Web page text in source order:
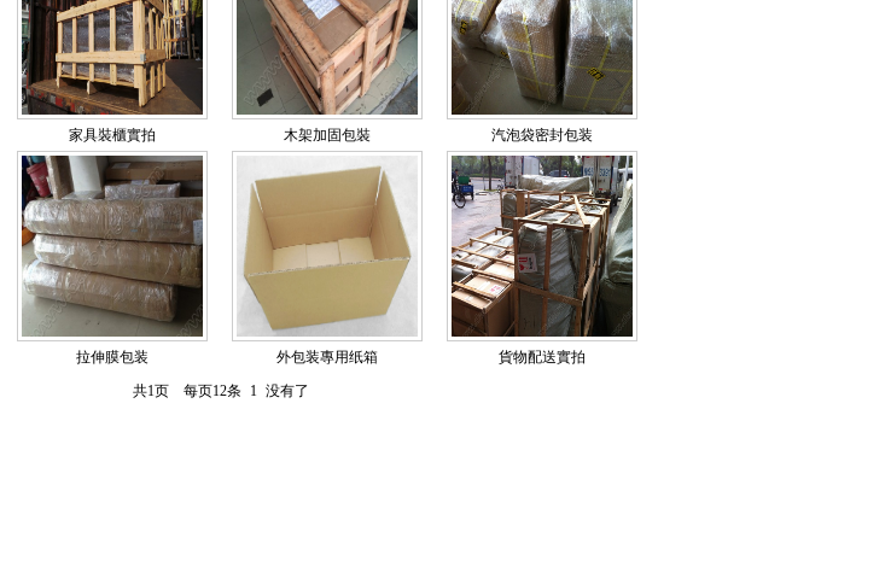
家具裝櫃實拍 木架加固包裝 汽泡袋密封包装
拉伸膜包装 外包装專用纸箱
貨物配送實拍
共1页 每页12条
1 没有了